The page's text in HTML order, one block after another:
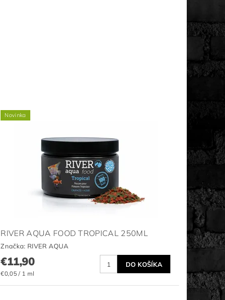
Novinka
RIVER AQUA FOOD TROPICAL 250ML
Značka: RIVER AQUA
€11,90
€0,05 / 1 ml